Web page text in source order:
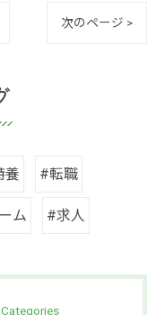
次のページ >
養 #転職
ム #求人
Categories